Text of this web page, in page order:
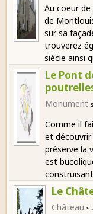
Au coeur
de
sur sa
trouverez
siècle ainsi
Le Pont
Monument
Comme il
et
préserve la
est
Le
Château